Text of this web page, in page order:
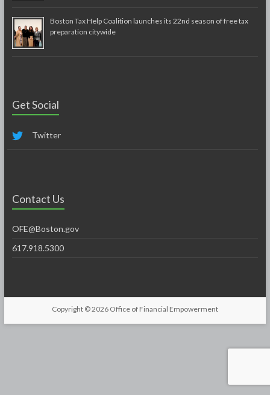
Boston Tax Help Coalition launches its 22nd season of free tax
preparation citywide
Get Social
Twitter
Contact Us
OFE@Boston.gov
617.918.5300
Copyright © 2026 Office of Financial Empowerment